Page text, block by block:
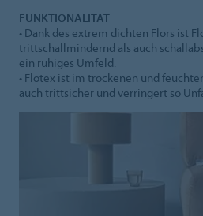
FUNKTIONALITÄT
• Dank des extrem dichten Flors ist
trittschallmindernd als auch
ein ruhiges Umfeld.
• Flotex ist im trockenen und
auch trittsicher und verringert so